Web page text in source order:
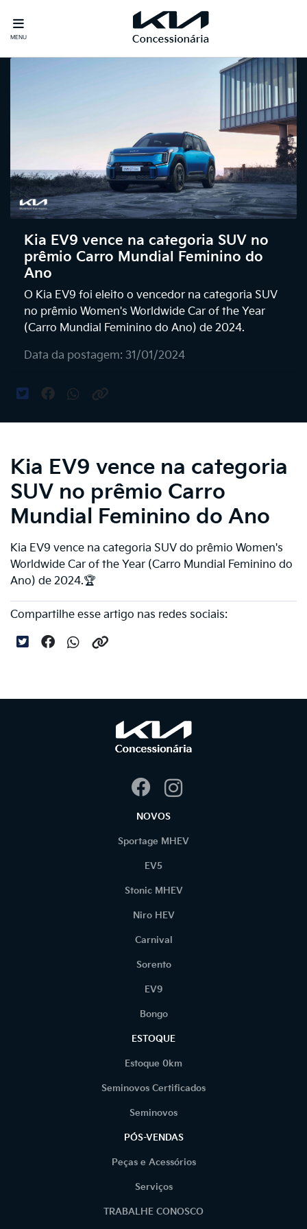
MENU
Kia EV9 vence na categoria SUV no
prêmio Carro Mundial Feminino do
Ano
O Kia EV9 foi eleito o vencedor na categoria SUV
no prêmio Women's Worldwide Car of the Year
(Carro Mundial Feminino do Ano) de 2024.
Data da postagem: 31/01/2024
Kia EV9 vence na categoria
SUV no prêmio Carro
Mundial Feminino do Ano
Kia EV9 vence na categoria SUV do prêmio Women's
Worldwide Car of the Year (Carro Mundial Feminino do
Ano) de 2024.🏆
Compartilhe esse artigo nas redes sociais:
NOVOS
Sportage MHEV
EV5
Stonic MHEV
Niro HEV
Carnival
Sorento
EV9
Bongo
ESTOQUE
Estoque 0km
Seminovos Certificados
Seminovos
PÓS-VENDAS
Peças e Acessórios
Serviços
TRABALHE CONOSCO